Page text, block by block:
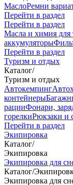
МаслоРемни
Перейти в раздел
Перейти в раздел
Масла и химия для
аккумуляторы
Перейти в раздел
Туризм и отдых
Каталог/
Туризм и отдых
Автокемпинг
контейнеры
рацииФонари,
горелкиРюкзаки и
Перейти в раздел
Экипировка
Каталог/
Экипировка
Экипировка для
Каталог/
Экипировка для